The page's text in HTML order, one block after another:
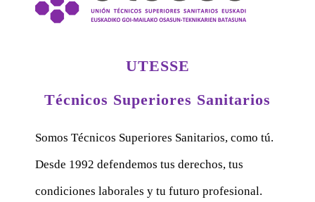
UTESSE
Técnicos Superiores Sanitarios
Somos Técnicos Superiores Sanitarios, como tú.
Desde 1992 defendemos tus derechos, tus
condiciones laborales y tu futuro profesional.